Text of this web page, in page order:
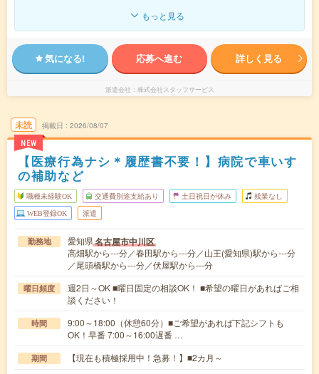
もっと見る
気になる! 応募へ進む 詳しく見る
派遣会社 株式会社スタッフサービス
未読
NEW
掲載日 2026/08/07
【医療行為ナシ＊履歴書不要！】病院で車いす
の補助など
職種未経験OK 交通費別途支給あり 土日祝日が休み 残業なし
WEB登録OK 派遣
勤務地 愛知県名古屋市中川区
高畑駅から---分／春田駅から---分／山王(愛知県)駅から---分
／尾頭橋駅から---分／伏屋駅から---分
曜日頻度
週2日～OK ■曜日固定の相談OK！ ■希望の曜日があればご相
談ください！
時間
9:00～18:00（休憩60分）■ご希望があれば下記シフトも
OK！早番 7:00～16:00遅番 …
期間 【現在も積極採用中！急募！】■2カ月～